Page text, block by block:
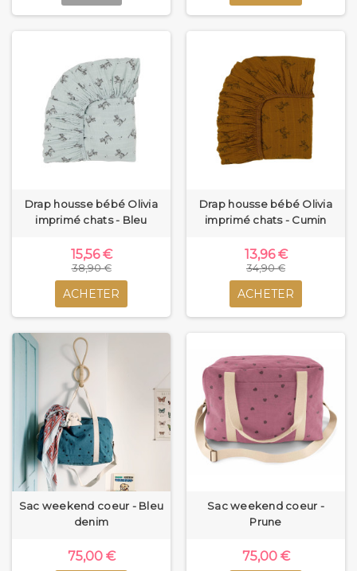
Drap housse bébé Olivia
imprimé chats - Bleu
15,56 €
38,90 €
ACHETER
Drap housse bébé Olivia
imprimé chats - Cumin
13,96 €
34,90 €
ACHETER
Sac weekend coeur - Bleu
denim
75,00 €
Sac weekend coeur -
Prune
75,00 €